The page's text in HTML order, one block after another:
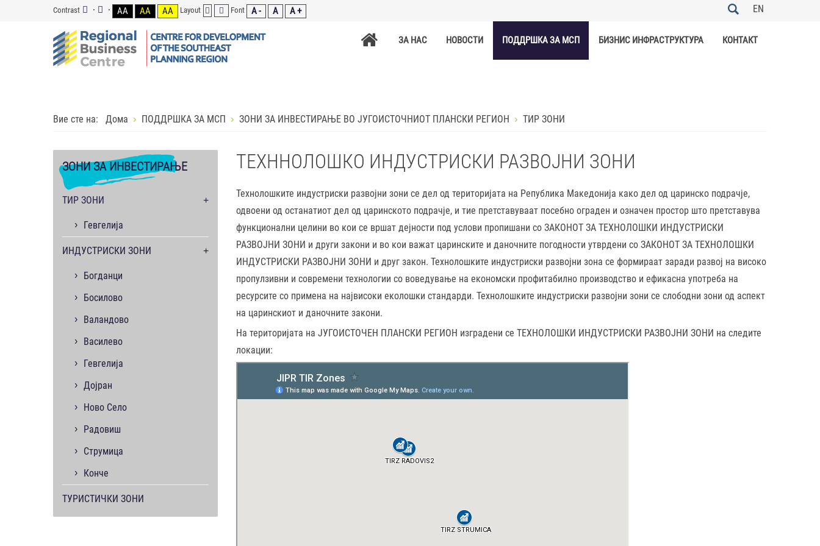
Contrast AA AA AA Layout Font A - A A + EN
ЗА НАС НОВОСТИ ПОДДРШКА ЗА МСП БИЗНИС ИНФРАСТРУКТУРА КОНТАКТ
Вие сте на: Дома ПОДДРШКА ЗА МСП ЗОНИ ЗА ИНВЕСТИРАЊЕ ВО ЈУГОИСТОЧНИОТ ПЛАНСКИ РЕГИОН ТИР ЗОНИ
ТЕХННОЛОШКО ИНДУСТРИСКИ РАЗВОЈНИ ЗОНИ
Технолошките индустриски развојни зони се дел од територијата на Република Македонија како дел од царинско подрачје,
одвоени од останатиот дел од царинското подрачје, и тие претставуваат посебно ограден и означен простор што претставува
функционални целини во кои се вршат дејности под услови пропишани со ЗАКОНОТ ЗА ТЕХНОЛОШКИ ИНДУСТРИСКИ
РАЗВОЈНИ ЗОНИ и други закони и во кои важат царинските и даночните погодности утврдени со ЗАКОНОТ ЗА ТЕХНОЛОШКИ
ИНДУСТРИСКИ РАЗВОЈНИ ЗОНИ и друг закон. Технолошките индустриски развојни зона се формираат заради развој на високо
пропулзивни и современи технологии со воведување на економски профитабилно производство и ефикасна употреба на
ресурсите со примена на највисоки еколошки стандарди. Технолошките индустриски развојни зони се слободни зони од аспект
на царинскиот и даночните закони.
На територијата на ЈУГОИСТОЧЕН ПЛАНСКИ РЕГИОН изградени се ТЕХНОЛОШКИ ИНДУСТРИСКИ РАЗВОЈНИ ЗОНИ на следите
локации:
ЗОНИЗА ИНВЕСТИРАЊЕ
ТИР ЗОНИ
Гевгелија
ИНДУСТРИСКИ ЗОНИ
Богданци
Босилово
Валандово
Василево
Гевгелија
Дојран
Ново Село
Радовиш
Струмица
Конче
ТУРИСТИЧКИ ЗОНИ